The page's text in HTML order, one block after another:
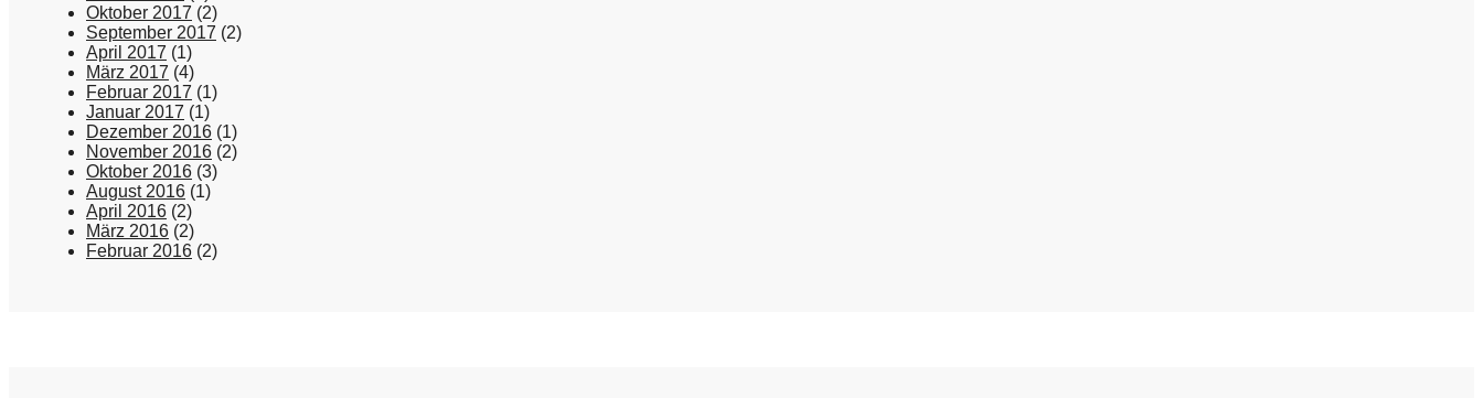
Oktober 2017 (2)
September 2017 (2)
April 2017 (1)
März 2017 (4)
Februar 2017 (1)
Januar 2017 (1)
Dezember 2016 (1)
November 2016 (2)
Oktober 2016 (3)
August 2016 (1)
April 2016 (2)
März 2016 (2)
Februar 2016 (2)